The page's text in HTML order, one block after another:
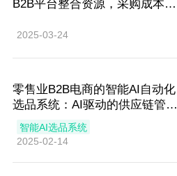
B2B平台整合资源，采购成本直
2025-03-24
零售业B2B电商的智能AI自动化
选品系统：AI驱动的供应链管理
创新
智能AI选品系统
2025-02-14